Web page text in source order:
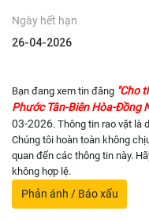
Ngày hết hạn
26-04-2026
Bạn đang xem tin đăng "Cho
Phước Tân-Biên Hòa-Đồng
03-2026. Thông tin rao vặt là
Chúng tôi hoàn toàn không
quan đến các thông tin này.
không hợp lệ.
Phản ánh / Báo xấu